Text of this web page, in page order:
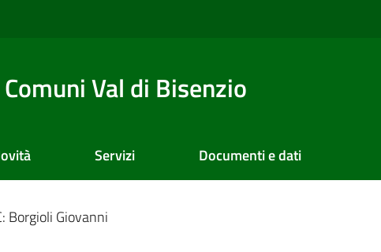
Val di Bisenzio
Servizi Documenti e dati
Borgioli Giovanni